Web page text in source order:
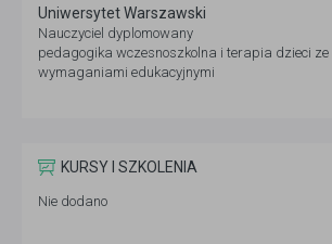
Uniwersytet Warszawski
Nauczyciel dyplomowany
pedagogika wczesnoszkolna i terapia dzieci ze
wymaganiami edukacyjnymi
KURSY I SZKOLENIA
Nie dodano